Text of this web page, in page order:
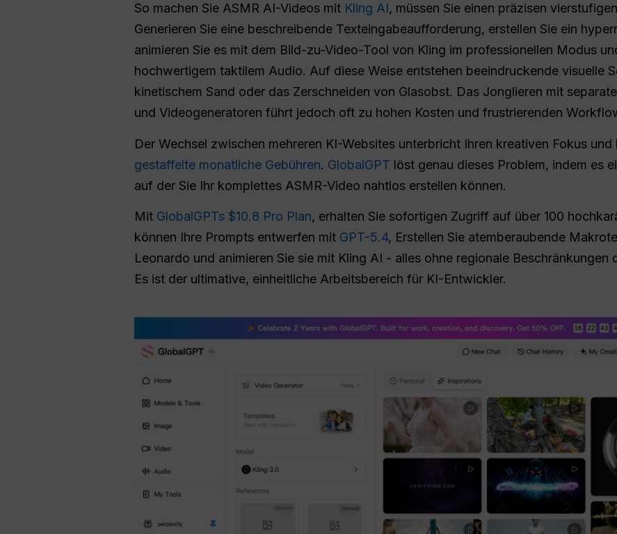
So machen Sie ASMR AI-Videos mit Kling AI, müssen Sie einen präzisen
Generieren Sie eine beschreibende Texteingabeaufforderung, erstellen Sie ein
animieren Sie es mit dem Bild-zu-Video-Tool von Kling im professionellen Modus
hochwertigem taktilem Audio. Auf diese Weise entstehen beeindruckende visuelle
kinetischem Sand oder das Zerschneiden von Glasobst. Das Jonglieren mit
und Videogeneratoren führt jedoch oft zu hohen Kosten und frustrierenden
Der Wechsel zwischen mehreren KI-Websites unterbricht Ihren kreativen Fokus
gestaffelte monatliche Gebühren. GlobalGPT löst genau dieses Problem, indem es
auf der Sie Ihr komplettes ASMR-Video nahtlos erstellen können.
Mit GlobalGPTs $10.8 Pro Plan, erhalten Sie sofortigen Zugriff auf über 100
können Ihre Prompts entwerfen mit GPT-5.4, Erstellen Sie atemberaubende
Leonardo und animieren Sie sie mit Kling AI - alles ohne regionale Beschränkungen
Es ist der ultimative, einheitliche Arbeitsbereich für KI-Entwickler.